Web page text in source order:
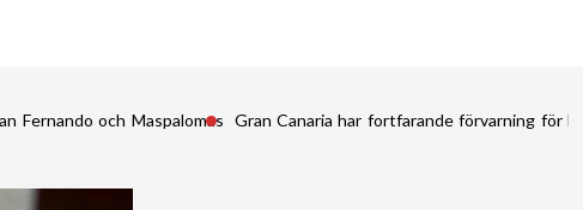
Fernando och Maspalomas Gran Canaria har fortfarande förvarning för